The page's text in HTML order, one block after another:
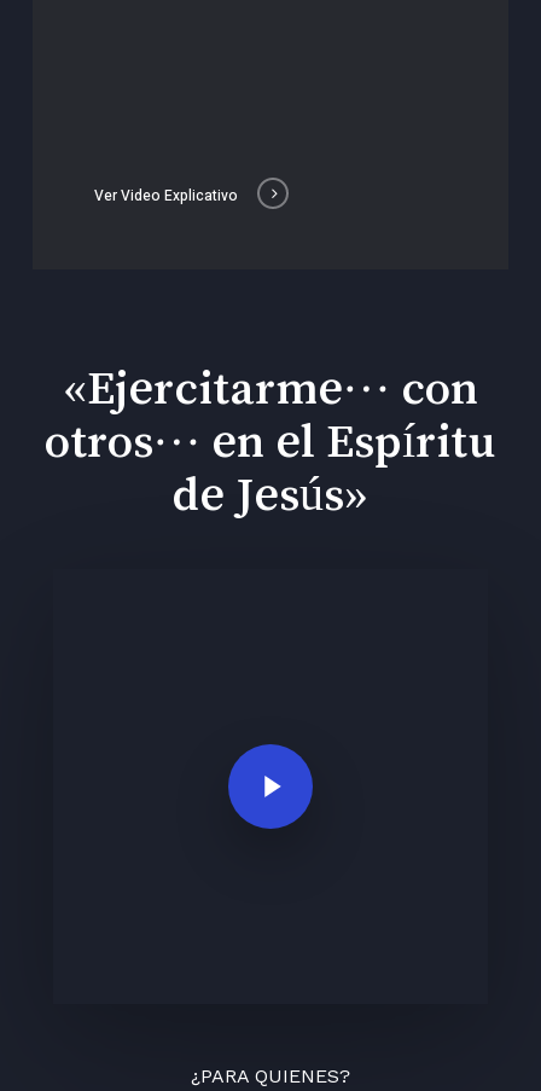
Ver Video Explicativo
«Ejercitarme… con
otros… en el Espíritu
de Jesús»
Play Video
¿PARA QUIENES?